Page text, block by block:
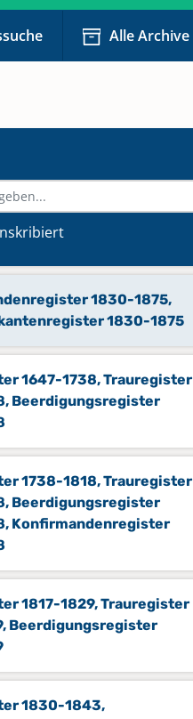
Alle Archive
1817-1828
1830-1875,
1830-1875
1647-1738, Trauregister
Beerdigungsregister
1738-1818, Trauregister
Beerdigungsregister
Konfirmandenregister
1817-1829, Trauregister
Beerdigungsregister
1830-1843,